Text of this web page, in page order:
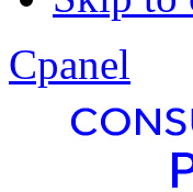
Cpanel